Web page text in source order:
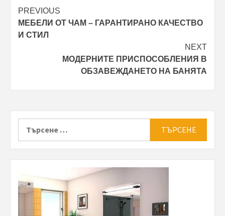
Post
navigation
PREVIOUS
МЕБЕЛИ ОТ ЧАМ – ГАРАНТИРАНО КАЧЕСТВО
И СТИЛ
NEXT
МОДЕРНИТЕ ПРИСПОСОБЛЕНИЯ В
ОБЗАВЕЖДАНЕТО НА БАНЯТА